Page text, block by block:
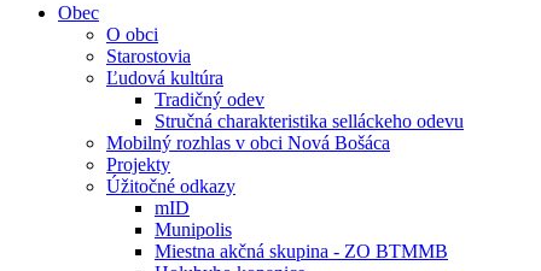
Obec
O obci
Starostovia
Ľudová kultúra
Tradičný odev
Stručná charakteristika selláckeho odevu
Mobilný rozhlas v obci Nová Bošáca
Projekty
Úžitočné odkazy
mID
Munipolis
Miestna akčná skupina - ZO BTMMB